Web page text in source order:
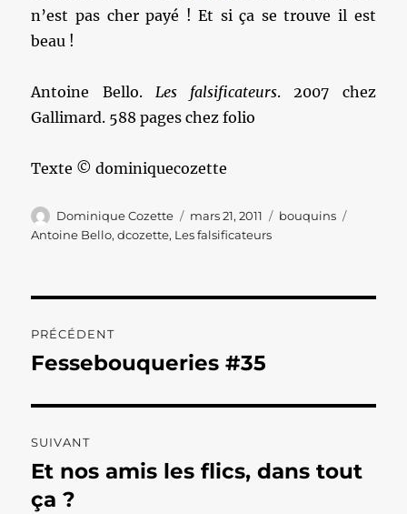
n’est pas cher payé ! Et si ça se trouve il est
beau !
Antoine Bello. Les falsificateurs. 2007 chez
Gallimard. 588 pages chez folio
Texte © dominiquecozette
Auteur
Dominique Cozette
Publié
le
mars 21, 2011 Catégories
bouquins
Antoine Bello,dcozette, Les falsificateurs
de
PRÉCÉDENT
Publication
Fessebouqueries #35
SUIVANT
Publication
suivante :
Et nos amis les flics, dans tout
ça ?